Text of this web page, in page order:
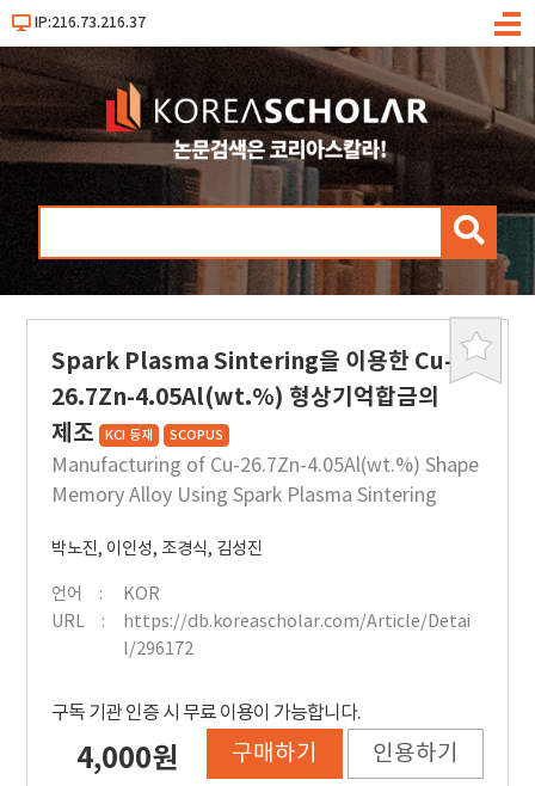
IP:216.73.216.37
메
검
북
Spark Plasma Sintering을 이용한 Cu-
26.7Zn-4.05Al(wt.%) 형상기억합금의
제조 KCI 등재 SCOPUS
Manufacturing of Cu-26.7Zn-4.05Al(wt.%) Shape
Memory Alloy Using Spark Plasma Sintering
박노진, 이인성, 조경식, 김성진
언어
KOR
URL
https://db.koreascholar.com/Article/Detai
l/296172
구독 기관 인증 시 무료 이용이 가능합니다.
4,000원 구매하기 인용하기